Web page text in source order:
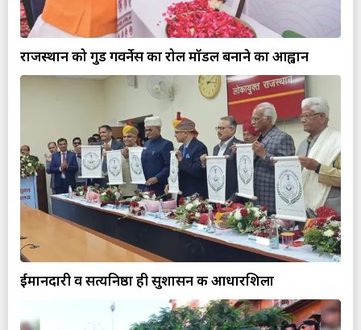
राजस्थान को गुड गवर्नेस का रोल मॉडल बनाने का आह्वान
ईमानदारी व सत्यनिष्ठा ही सुशासन की आधारशिला